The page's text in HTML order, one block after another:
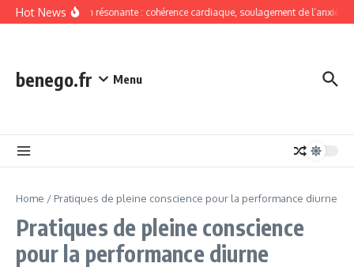
Skip to content
Hot News
Respiration résonante : cohérence cardiaque, soulagement de l’anxiété
benego.fr Menu
Home / Pratiques de pleine conscience pour la performance diurne
Pratiques de pleine conscience
pour la performance diurne